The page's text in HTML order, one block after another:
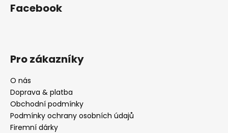
Facebook
Pro zákazníky
O nás
Doprava & platba
Obchodní podmínky
Podmínky ochrany osobních údajů
Firemní dárky